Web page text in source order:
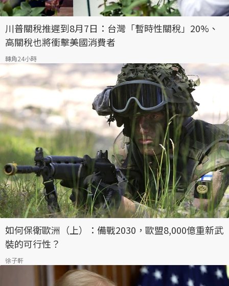
川普關稅推遲到8月7日：台灣「暫時性關稅」20%、
高關稅也將衝擊美國消費者
轉角24小時
如何保衛歐洲（上）：備戰2030，歐盟8,000億重新武
裝的可行性？
徐子軒